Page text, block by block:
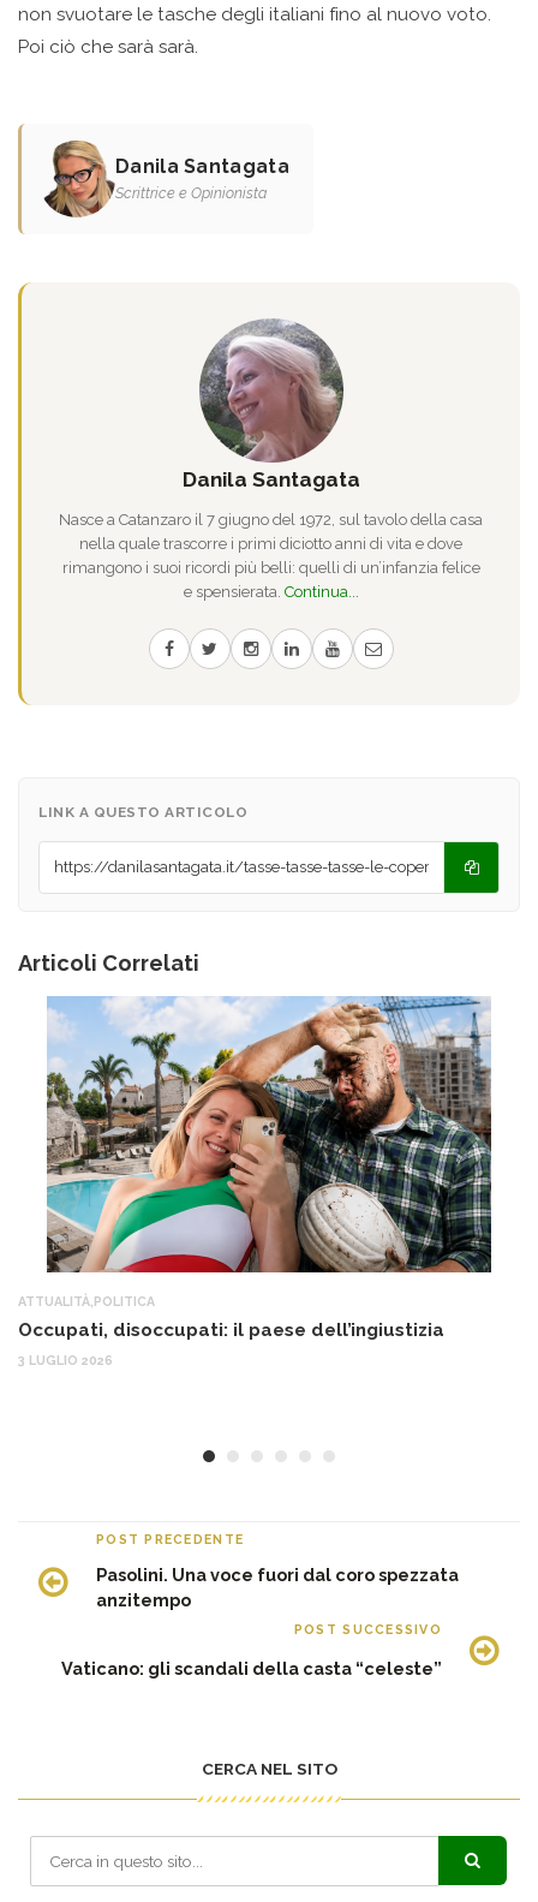
non svuotare le tasche degli italiani fino al nuovo voto.
Poi ciò che sarà sarà.
Danila Santagata
Scrittrice e Opinionista
Danila Santagata
Nasce a Catanzaro il 7 giugno del 1972, sul tavolo della casa
nella quale trascorre i primi diciotto anni di vita e dove
rimangono i suoi ricordi più belli: quelli di un’infanzia felice
e spensierata. Continua...
LINK A QUESTO ARTICOLO
Articoli Correlati
ATTUALITÀ POLITICA
Occupati, disoccupati: il paese dell’ingiustizia
3 LUGLIO 2026
POST PRECEDENTE
Pasolini. Una voce fuori dal coro spezzata
anzitempo
POST SUCCESSIVO
Vaticano: gli scandali della casta “celeste”
CERCA NEL SITO